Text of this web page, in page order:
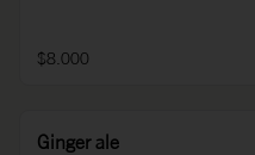
$8.000
Ginger ale